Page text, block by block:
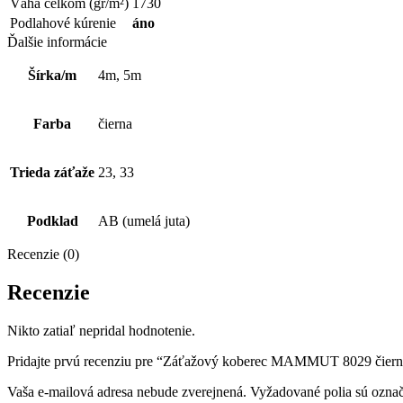
Podlahové kúrenie
áno
Ďalšie informácie
Šírka/m 4m, 5m
Farba čierna
Trieda záťaže 23, 33
Podklad AB (umelá juta)
Recenzie (0)
Recenzie
Nikto zatiaľ nepridal hodnotenie.
Pridajte prvú recenziu pre “Záťažový koberec MAMMUT 8029
Vaša e-mailová adresa nebude zverejnená. Vyžadované polia sú